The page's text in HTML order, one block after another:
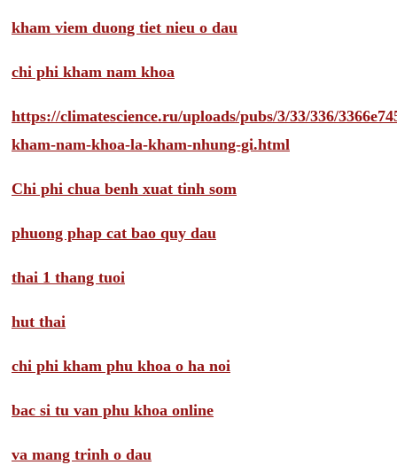
kham viem duong tiet nieu o dau
chi phi kham nam khoa
https://climatescience.ru/uploads/pubs/3/33/336/
kham-nam-khoa-la-kham-nhung-gi.html
Chi phi chua benh xuat tinh som
phuong phap cat bao quy dau
thai 1 thang tuoi
hut thai
chi phi kham phu khoa o ha noi
bac si tu van phu khoa online
va mang trinh o dau